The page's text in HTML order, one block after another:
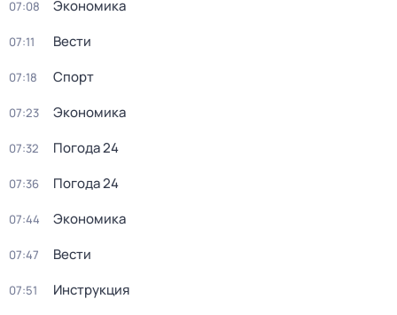
07:08 Экономика
07:11 Вести
07:18 Спорт
07:23 Экономика
07:32 Погода 24
07:36 Погода 24
07:44 Экономика
07:47 Вести
07:51 Инструкция